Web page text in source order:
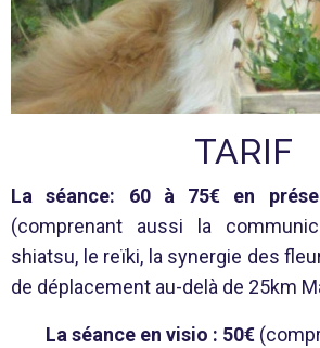
TARIF
La séance: 60 à 75€ en
(comprenant aussi la
shiatsu, le reïki, la synergie des
de déplacement au-delà de 25km
La séance en visio : 50€